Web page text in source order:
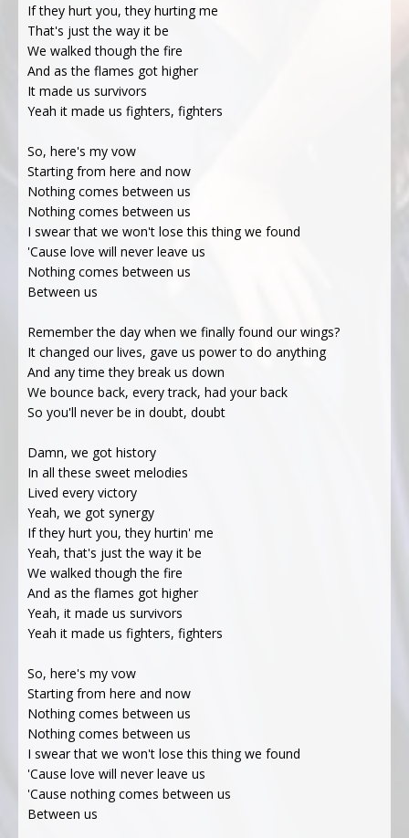
If they hurt you, they hurting me
That's just the way it be
We walked though the fire
And as the flames got higher
It made us survivors
Yeah it made us fighters, fighters
So, here's my vow
Starting from herе and now
Nothing comes between us
Nothing comes bеtween us
I swear that we won't lose this thing we found
'Cause love will never leave us
Nothing comes between us
Between us
Remember the day when we finally found our wings?
It changed our lives, gave us power to do anything
And any time they break us down
We bounce back, every track, had your back
So you'll never be in doubt, doubt
Damn, we got history
In all these sweet melodies
Lived every victory
Yeah, we got synergy
If they hurt you, they hurtin' me
Yeah, that's just the way it be
We walked though the fire
And as the flames got higher
Yeah, it made us survivors
Yeah it made us fighters, fighters
So, here's my vow
Starting from here and now
Nothing comes between us
Nothing comes between us
I swear that we won't lose this thing we found
'Cause love will never leave us
'Cause nothing comes between us
Between us